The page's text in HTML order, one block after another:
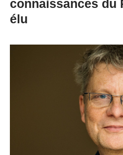
connaissances du
élu